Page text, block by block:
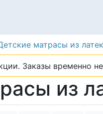
матрасы из
Заказы временно
из